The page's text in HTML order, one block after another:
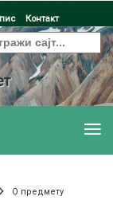
Контакт
О предмету